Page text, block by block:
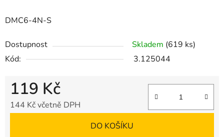
DMC6-4N-S
Dostupnost Skladem (619 ks)
Kód:
3.125044
119 Kč
144 Kč včetně DPH
DO KOŠÍKU